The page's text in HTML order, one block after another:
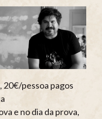
20€/pessoa pagos
e no dia da prova,